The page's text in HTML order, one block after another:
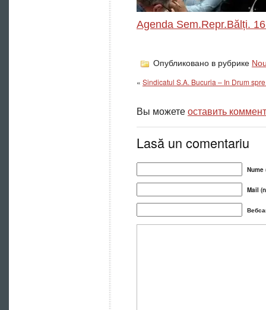
Agenda Sem.Repr.Bălți.
Опубликовано в рубрике
« Sindicatul S.A. Bucuria – In Drum
Вы можетеоставить
Lasă un comentariu
Nume
Mail